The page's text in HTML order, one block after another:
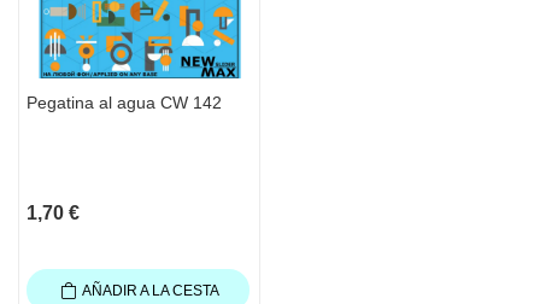
Pegatina al agua CW 142
1,70 €
AÑADIR A LA CESTA